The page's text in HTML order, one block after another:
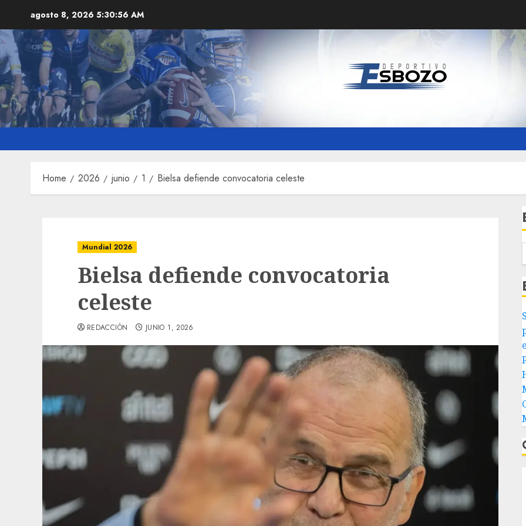
content
agosto 8, 2026 5:30:57 AM
Home 2026 junio 1 Bielsa defiende convocatoria celeste
Mundial 2026
Bielsa defiende convocatoria
celeste
REDACCIÓN JUNIO 1, 2026